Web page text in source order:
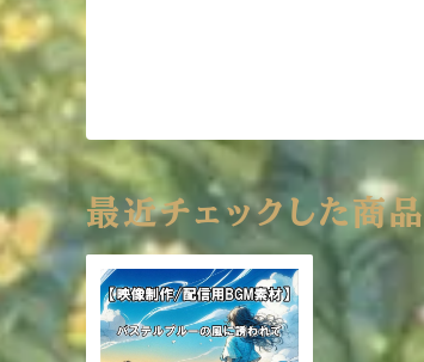
最近チェックした商品